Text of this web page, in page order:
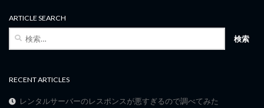
ARTICLE SEARCH
検
RECENT ARTICLES
レンタルサーバーのレスポンスが悪すぎるので調べてみた